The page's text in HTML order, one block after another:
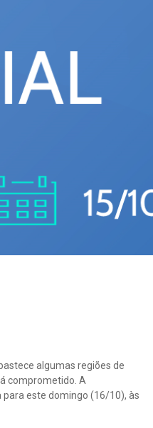
algumas regiões de
comprometido. A
este domingo (16/10), às